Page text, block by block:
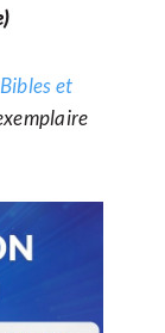
Bibles et